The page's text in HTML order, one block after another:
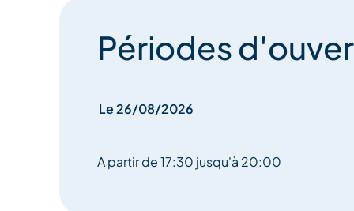
Périodes
Le 26/08/2026
A partir de 17:30 jusqu'à 20:00